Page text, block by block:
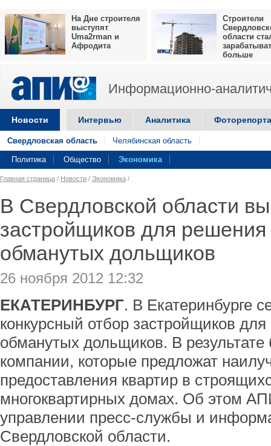
На Дне строителя
выступят
Uma2rman и
Афродита
Строители
области
больше
Информационно-
Новости Интервью Аналитика
Свердловская область Челябинская область
Политика Общество Экономика
Главная страница / Новости / Экономика /
В Свердловской области
застройщиков для
обманутых дольщиков
26 ноября 2012 12:32
ЕКАТЕРИНБУРГ. В Екатеринбурге
конкурсный отбор застройщиков
обманутых дольщиков. В результате
компании, которые предложат
предоставления квартир в
многоквартирных домах. Об этом
управлении пресс-службы и
Свердловской области.